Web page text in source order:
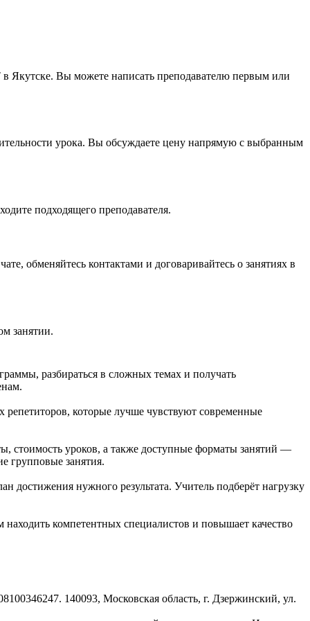
Якутске. Вы можете написать преподавателю первым или
урока. Вы обсуждаете цену напрямую с выбранным
подходящего преподавателя.
обменяйтесь контактами и договаривайтесь о занятиях в
занятии.
разбираться в сложных темах и получать
которые лучше чувствуют современные
стоимость уроков, а также доступные форматы занятий —
групповые занятия.
достижения нужного результата. Учитель подберёт нагрузку
компетентных специалистов и повышает качество
140093, Московская область, г. Дзержинский, ул.